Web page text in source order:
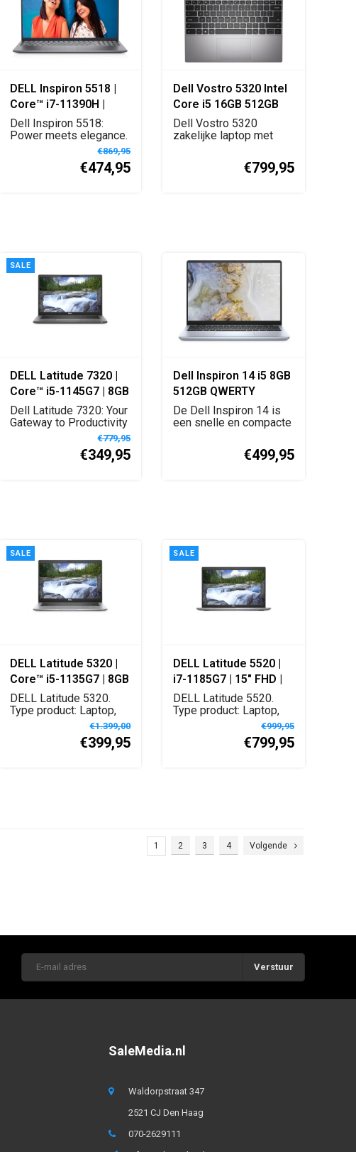
DELL Inspiron 5518 |
Core™ i7-11390H |
16GB | 512GB SSD | Iris
Xe Graphics | 15.6"
FHD | Platinum Silver |
W11 Home | Azerty -
Dell Inspiron 5518:
Power meets elegance.
11th Gen Intel Cor...€869,95
€474,95
Dell Vostro 5320 Intel
Core i5 16GB 512GB
SSD Italiaans QWERTY
Dell Vostro 5320
zakelijke laptop met
€799,95
SALE
DELL Latitude 7320 |
Core™ i5-1145G7 | 8GB
| 256GB SSD | 13" FHD |
Carbon Black | W11
Dell Latitude 7320: Your
Gateway to Productivity
€779,95
€349,95
Dell Inspiron 14 i5 8GB
512GB QWERTY
De Dell Inspiron 14 is
een snelle en compacte
€499,95
SALE
DELL Latitude 5320 |
Core™ i5-1135G7 | 8GB
| 256GB SSD | 13" FHD |
Gray | W11 Pro |
DELL Latitude 5320.
Type product: Laptop,
Vormfactor: Clamsh...
€1.399,00
€399,95
SALE
DELL Latitude 5520 |
i7-1185G7 | 15" FHD |
Grijs | Qwerty - Nordic
DELL Latitude 5520.
Type product: Laptop,
Vormfactor: Clamsh...€999,95
€799,95
1 2 3 4 Volgende
Verstuur
SaleMedia.nl
Waldorpstraat 347
2521 CJ Den Haag
070-2629111